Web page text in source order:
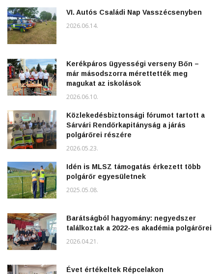
VI. Autós Családi Nap Vasszécsenyben
2026.06.14.
Kerékpáros ügyességi verseny Bőn –
már másodszorra mérettették meg
magukat az iskolások
2026.06.10.
Közlekedésbiztonsági fórumot tartott a
Sárvári Rendőrkapitányság a járás
polgárőrei részére
2026.05.23.
Idén is MLSZ támogatás érkezett több
polgárőr egyesületnek
2025.05.08.
Barátságból hagyomány: negyedszer
találkoztak a 2022-es akadémia polgárőrei
2026.04.21.
Évet értékeltek Répcelakon